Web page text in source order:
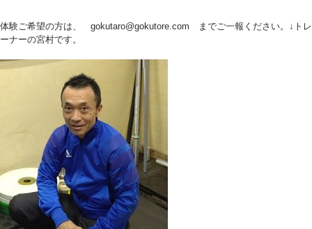
体験ご希望の方は、 gokutaro@gokutore.com までご一報ください。↓トレ
ーナーの宮村です。